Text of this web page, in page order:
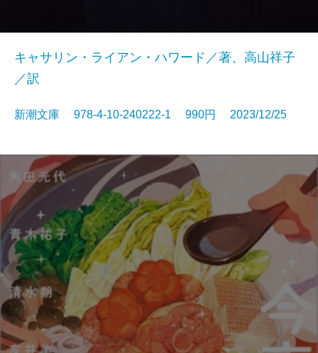
キャサリン・ライアン・ハワード／著、高山祥子
／訳
新潮文庫 978-4-10-240222-1 990円 2023/12/25